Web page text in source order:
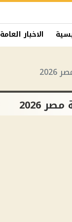
الاخبار العامة
2026